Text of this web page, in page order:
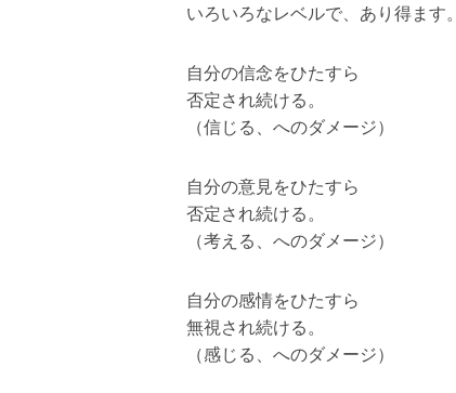
いろいろなレベルで、あり得ます。
自分の信念をひたすら
否定され続ける。
（信じる、へのダメージ）
自分の意見をひたすら
否定され続ける。
（考える、へのダメージ）
自分の感情をひたすら
無視され続ける。
（感じる、へのダメージ）